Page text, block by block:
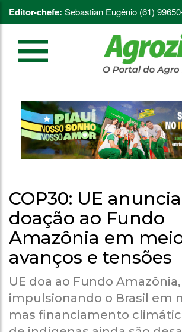
Editor-chefe: Sebastian Eugênio (61)
COP30: UE
doação ao Fundo
Amazônia em
avanços e tensões
UE doa ao Fundo Amazônia,
impulsionando o Brasil em
mas financiamento